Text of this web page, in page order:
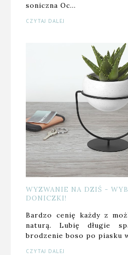
soniczna Oc…
CZYTAJ DALEJ
WYZWANIE NA DZIŚ -
DONICZKI!
Bardzo cenię każdy z
naturą. Lubię długie
brodzenie boso po piasku
CZYTAJ DALEJ